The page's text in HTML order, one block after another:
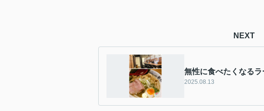
NEXT
無性に食べたくなるラ
2025.08.13